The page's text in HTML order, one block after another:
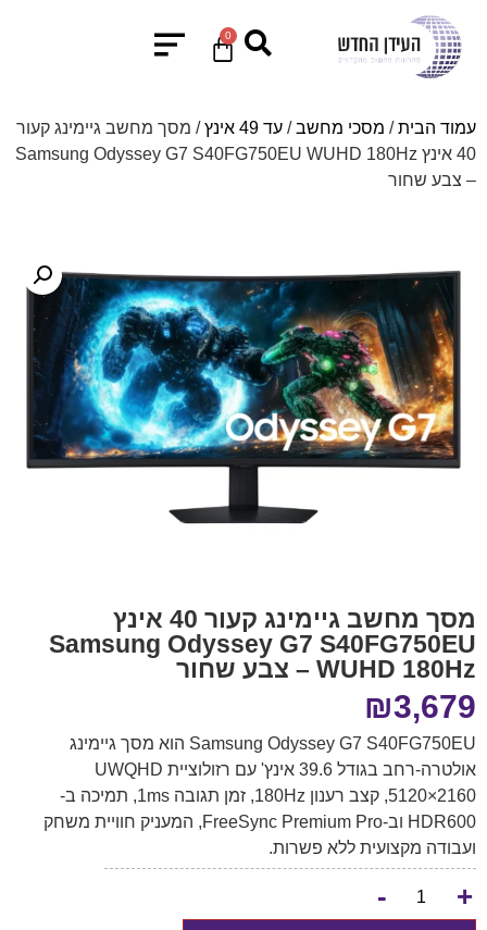
0
עמוד הבית/ מסכי מחשב/ עד 49 אינץ
/ מסך מחשב גיימינג קעור
40 אינץ Samsung Odyssey G7 S40FG750EU WUHD 180Hz
– צבע שחור
מסך מחשב גיימינג קעור 40 אינץ
Samsung Odyssey G7 S40FG750EU
WUHD 180Hz – צבע שחור
₪3,679
Samsung Odyssey G7 S40FG750EU הוא מסך גיימינג
אולטרה-רחב בגודל 39.6 אינץ' עם רזולוציית UWQHD
5120×2160, קצב רענון 180Hz, זמן תגובה 1ms, תמיכה ב-
HDR600 וב-FreeSync Premium Pro, המעניק חוויית משחק
ועבודה מקצועית ללא פשרות.
+
-